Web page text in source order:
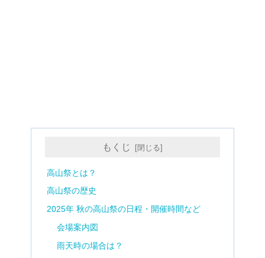
もくじ
高山祭とは？
高山祭の歴史
2025年 秋の高山祭の日程・開催時間など
会場案内図
雨天時の場合は？